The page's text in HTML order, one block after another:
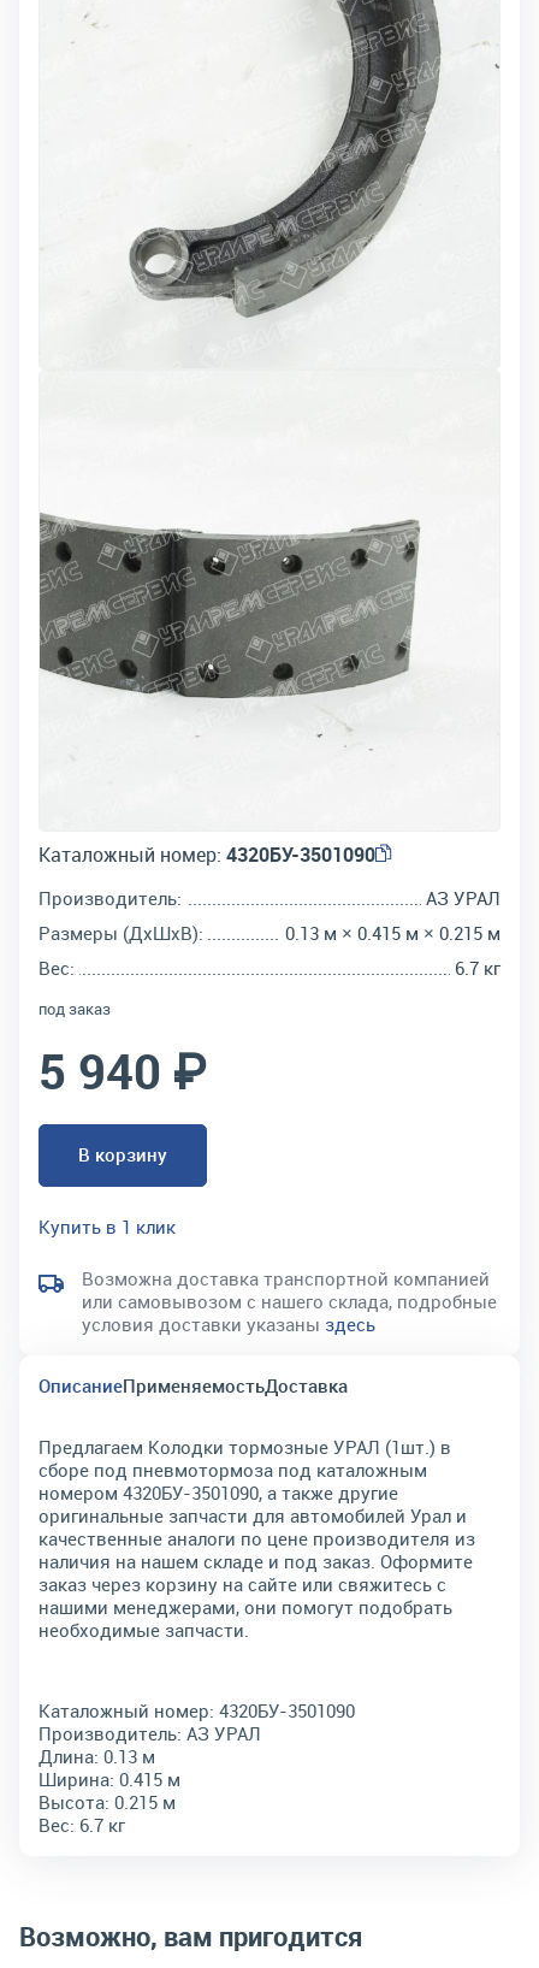
Каталожный номер: 4320БУ-3501090
Производитель:
АЗ УРАЛ
Размеры (ДхШхВ):
0.13 м × 0.415 м × 0.215 м
Вес:
6.7 кг
под заказ
5 940 ₽
В корзину
Купить в 1 клик
Возможна доставка транспортной компанией
или самовывозом с нашего склада, подробные
условия доставки указаны здесь
ОписаниеПрименяемостьДоставка
Предлагаем Колодки тормозные УРАЛ (1шт.) в
сборе под пневмотормоза под каталожным
номером 4320БУ-3501090, а также другие
оригинальные запчасти для автомобилей Урал и
качественные аналоги по цене производителя из
наличия на нашем складе и под заказ. Оформите
заказ через корзину на сайте или свяжитесь с
нашими менеджерами, они помогут подобрать
необходимые запчасти.
Каталожный номер: 4320БУ-3501090
Производитель: АЗ УРАЛ
Длина: 0.13 м
Ширина: 0.415 м
Высота: 0.215 м
Вес: 6.7 кг
Возможно, вам пригодится